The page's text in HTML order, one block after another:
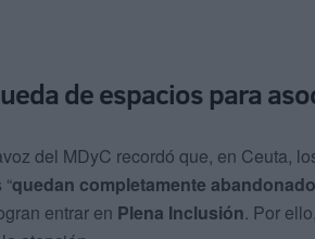
de espacios para
del MDyC recordó que, en Ceuta,
quedan completamente
entrar en Plena Inclusión. Por